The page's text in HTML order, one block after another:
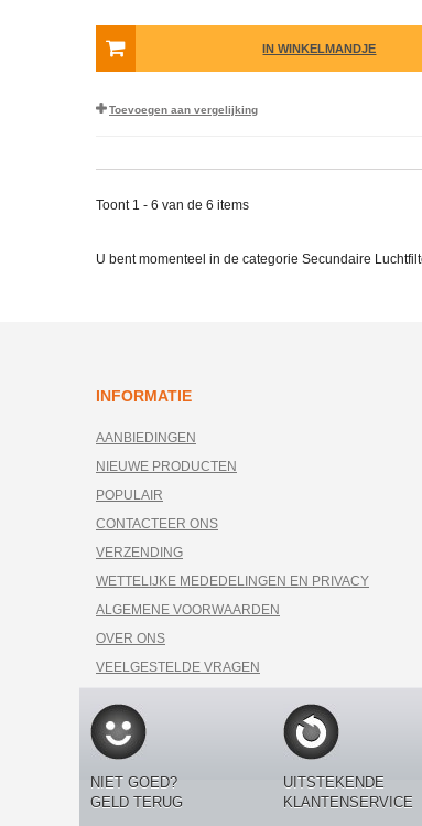
IN WINKELMANDJE
Toevoegen aan vergelijking
Toont 1 - 6 van de 6 items
U bent momenteel in de categorie Secundaire
INFORMATIE
AANBIEDINGEN
NIEUWE PRODUCTEN
POPULAIR
CONTACTEER ONS
VERZENDING
WETTELIJKE MEDEDELINGEN EN PRIVACY
ALGEMENE VOORWAARDEN
OVER ONS
VEELGESTELDE VRAGEN
NIET GOED?
GELD TERUG
UITSTEKENDE
KLANTENSERVICE